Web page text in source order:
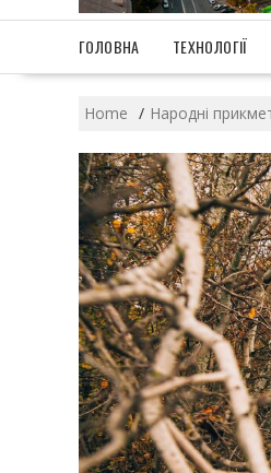
ГОЛОВНА ТЕХНОЛОГІЇ
Home Народні